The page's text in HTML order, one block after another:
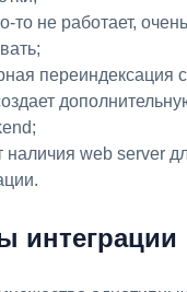
то не работает,
переиндексация
наличия web server
интеграции